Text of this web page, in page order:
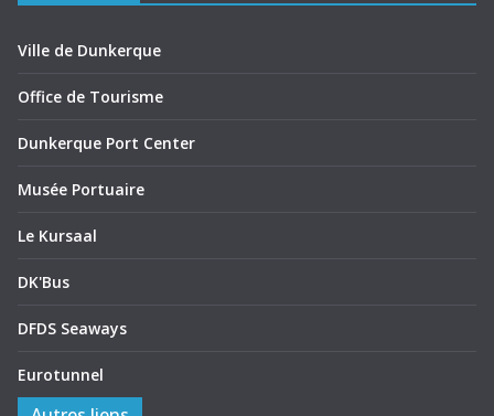
Ville de Dunkerque
Office de Tourisme
Dunkerque Port Center
Musée Portuaire
Le Kursaal
DK'Bus
DFDS Seaways
Eurotunnel